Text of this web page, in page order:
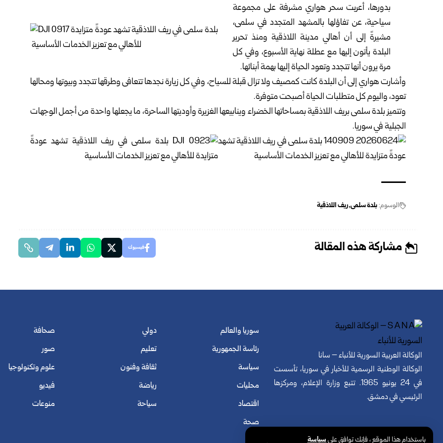
باستخدام هذا الموقع ، فإنك توافق علىسياسة
بدورها، أعربت سحر هواري مشرفة على مجموعة
سياحية، عن ‏تفاؤلها بالمشهد المتجدد في سلمى،
مشيرةً إلى أن أهالي مدينة ‏اللاذقية ومنذ تحرير
البلدة يأتون إليها مع عطلة نهاية الأسبوع، ‏وفي كل
مرة يرون أنها تتجدد وتعود الحياة إليها بهمة أبنائها‎.‎
وأشارت هواري إلى أن البلدة كانت كمصيف ولا تزال قبلة ‏للسياح، وفي كل زيارة نجدها تتعافى وطرقها تتجدد وبيوتها ‏ومحالها
تعود، واليوم كل متطلبات الحياة أصبحت متوفرة‎.‎
وتتميز بلدة سلمى بريف اللاذقية بمساحاتها الخضراء وينابيعها ‏الغزيرة وأوديتها الساحرة، ما يجعلها واحدة من أجمل الوجهات
‏الجبلية في سوريا‎.‎
الوسوم:بلدة سلمى ريف اللاذقية
مشاركة هذه المقالة فيسبوك
الوكالة العربية السورية للأنباء – سانا
الوكالة الوطنية الرسمية للأخبار في سوريا، تأسست
في 24 يونيو 1965. تتبع وزارة الإعلام، ومركزها
الرئيسي في دمشق.
سوريا والعالم
رئاسة الجمهورية
سياسة
محليات
اقتصاد
صحة
دولي
تعليم
ثقافة وفنون
رياضة
سياحة
صحافة
صور
علوم وتكنولوجيا
فيديو
منوعات